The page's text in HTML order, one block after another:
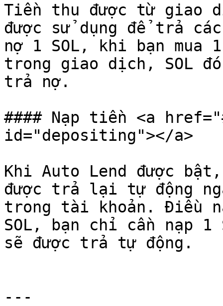
Tiền thu được từ giao
được sử dụng để trả
nợ 1 SOL, khi bạn mua
trong giao dịch, SOL
trả nợ.
#### Nạp tiền <a
id="depositing"></a>
Khi Auto Lend được
được trả lại tự động
trong tài khoản. Điều
SOL, bạn chỉ cần nạp 1
sẽ được trả tự động.
---